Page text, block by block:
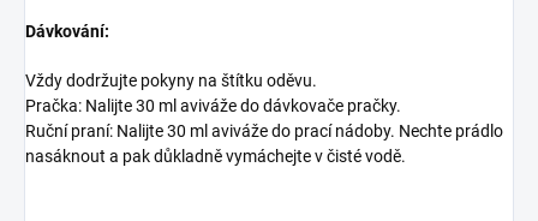
Dávkování:
Vždy dodržujte pokyny na štítku oděvu.
Pračka: Nalijte 30 ml aviváže do dávkovače pračky.
Ruční praní: Nalijte 30 ml aviváže do prací nádoby. Nechte prádlo
nasáknout a pak důkladně vymáchejte v čisté vodě.